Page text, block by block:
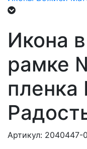
Икона
рамке
пленка
Артикул: 2040447-